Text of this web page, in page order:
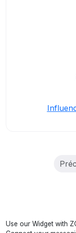
Use our Widget with